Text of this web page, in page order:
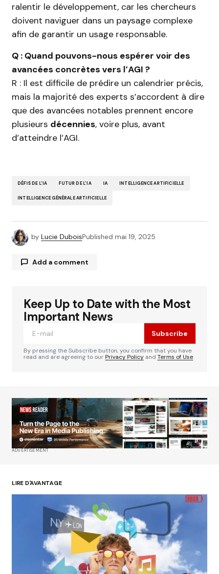
ralentir le développement, car les chercheurs
doivent naviguer dans un paysage complexe
afin de garantir un usage responsable.
Q : Quand pouvons-nous espérer voir des
avancées concrètes vers l’AGI ?
R : Il est difficile de prédire un calendrier précis,
mais la majorité des experts s’accordent à dire
que des avancées notables prennent encore
plusieurs décennies, voire plus, avant
d’atteindre l’AGI.
DÉFIS DE L'IA FUTUR DE L'IA IA INTELLIGENCE ARTIFICIELLE
INTELLIGENCE GÉNÉRALE ARTIFICIELLE
by Lucie DuboisPublished mai 19, 2025
Add a comment
Votre adresse e-mail ne sera pas publiée. Les
champs obligatoires sont indiqués avec
Your Name*
Your E-mail*
Submit Comment
Alternative:
Keep Up to Date with the Most
Important News
Subscribe
By pressing the Subscribe button, you confirm that you have
read and are agreeing to ourPrivacy Policy and Terms of Use
ADVERTISEMENT
LIRE D'AVANTAGE